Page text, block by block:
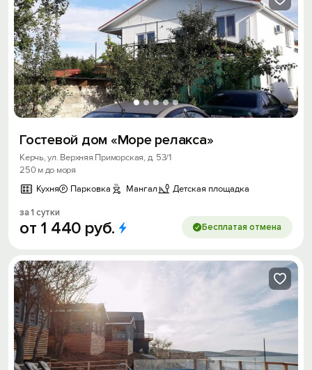
Гостевой дом «Море релакса»
Керчь, ул. Верхняя Приморская, д. 53/1
250 м до моря
Кухня
Парковка Мангал Детская площадка
за 1 сутки
от 1 440 руб. Бесплатая отмена